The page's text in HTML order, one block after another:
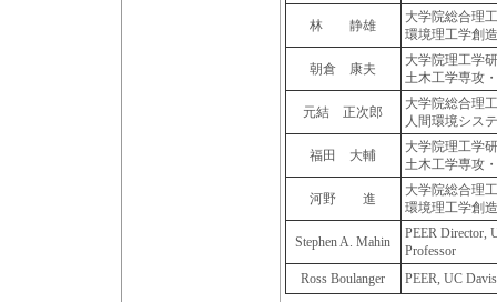
林 静雄
大学院総合理
環境理工学創
朝倉 康夫
大学院理工学
土木工学専攻
元結 正次郎
大学院総合理
人間環境シス
福田 大輔
大学院理工学
土木工学専攻
河野 進
大学院総合理
環境理工学創
Stephen A. Mahin
PEER Director,
Professor
Ross Boulanger
PEER, UC